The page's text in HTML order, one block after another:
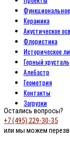
Керамика
Акустическое
Флористика
Историческое
Горный хрусталь
Алебастр
Геометрия
Контакты
Загрузки
Остались вопросы?
+7 (495) 229-30-35
или мы можем